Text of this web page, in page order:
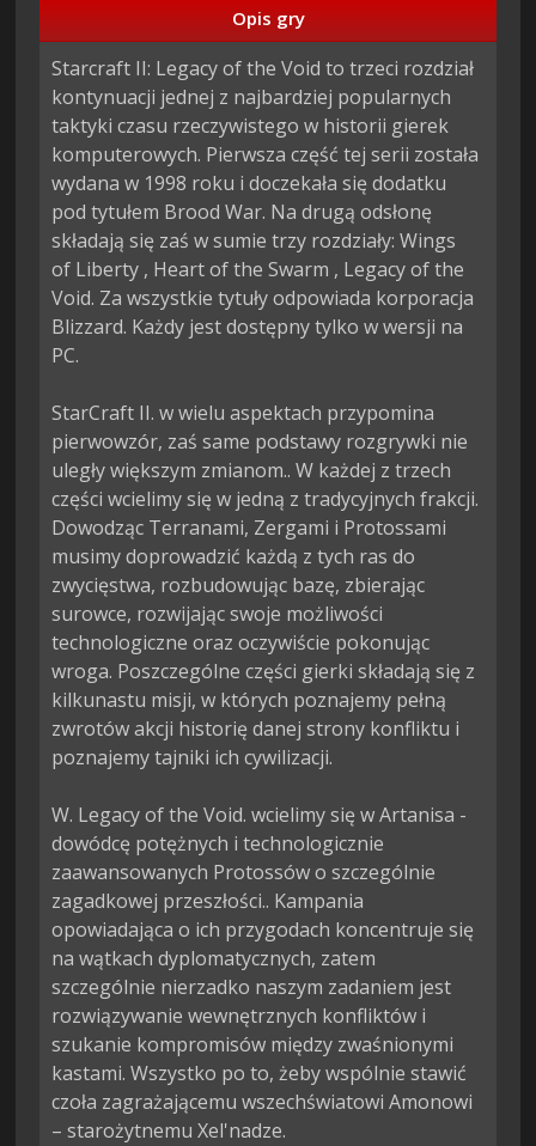
Opis gry
Starcraft II: Legacy of the Void to trzeci rozdział
kontynuacji jednej z najbardziej popularnych
taktyki czasu rzeczywistego w historii gierek
komputerowych. Pierwsza część tej serii została
wydana w 1998 roku i doczekała się dodatku
pod tytułem Brood War. Na drugą odsłonę
składają się zaś w sumie trzy rozdziały: Wings
of Liberty , Heart of the Swarm , Legacy of the
Void. Za wszystkie tytuły odpowiada korporacja
Blizzard. Każdy jest dostępny tylko w wersji na
PC.
StarCraft II. w wielu aspektach przypomina
pierwowzór, zaś same podstawy rozgrywki nie
uległy większym zmianom.. W każdej z trzech
części wcielimy się w jedną z tradycyjnych frakcji.
Dowodząc Terranami, Zergami i Protossami
musimy doprowadzić każdą z tych ras do
zwycięstwa, rozbudowując bazę, zbierając
surowce, rozwijając swoje możliwości
technologiczne oraz oczywiście pokonując
wroga. Poszczególne części gierki składają się z
kilkunastu misji, w których poznajemy pełną
zwrotów akcji historię danej strony konfliktu i
poznajemy tajniki ich cywilizacji.
W. Legacy of the Void. wcielimy się w Artanisa -
dowódcę potężnych i technologicznie
zaawansowanych Protossów o szczególnie
zagadkowej przeszłości.. Kampania
opowiadająca o ich przygodach koncentruje się
na wątkach dyplomatycznych, zatem
szczególnie nierzadko naszym zadaniem jest
rozwiązywanie wewnętrznych konfliktów i
szukanie kompromisów między zwaśnionymi
kastami. Wszystko po to, żeby wspólnie stawić
czoła zagrażającemu wszechświatowi Amonowi
– starożytnemu Xel'nadze.